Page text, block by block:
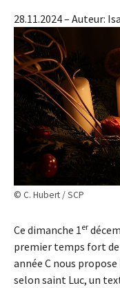
© C. Hubert / SCP
28.11.2024– Auteur:
Ce dimanche 1er
premier temps fort
année C nous
selon saint Luc, un